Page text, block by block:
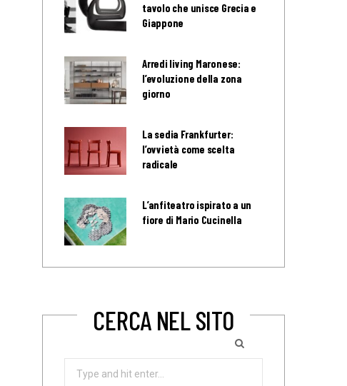
tavolo che unisce Grecia e
Giappone
Arredi living Maronese:
l’evoluzione della zona
giorno
La sedia Frankfurter:
l’ovvietà come scelta
radicale
L’anfiteatro ispirato a un
fiore di Mario Cucinella
CERCA NEL SITO
Search